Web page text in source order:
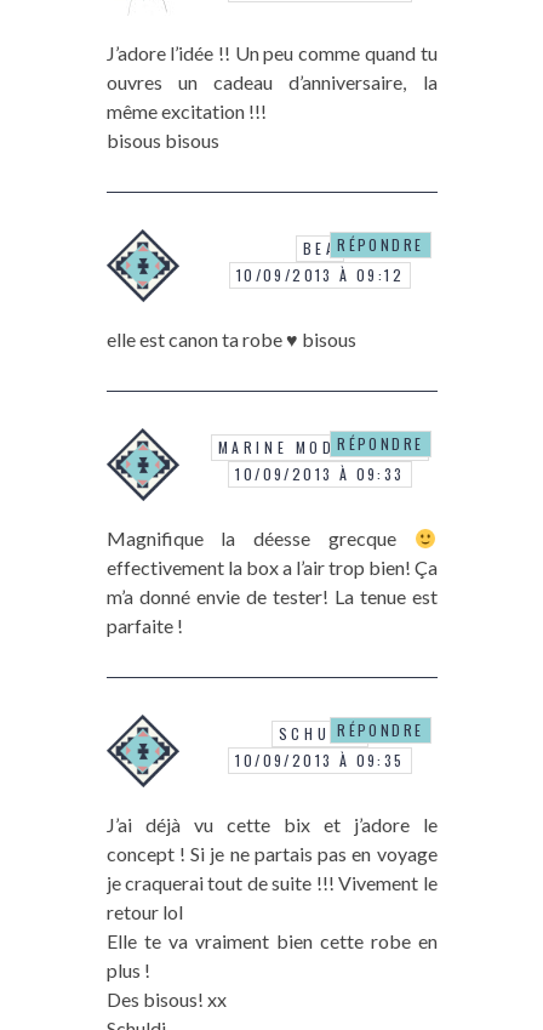
J’adore l’idée !! Un peu comme quand tu
ouvres un cadeau d’anniversaire, la
même excitation !!!
bisous bisous
BEA
10/09/2013 À 09:12
elle est canon ta robe ♥ bisous
RÉPONDRE
MARINE MODE EN ART
10/09/2013 À 09:33
Magnifique la déesse grecque
effectivement la box a l’air trop bien! Ça
m’a donné envie de tester! La tenue est
parfaite !
RÉPONDRE
SCHULDI
10/09/2013 À 09:35
J’ai déjà vu cette bix et j’adore le
concept ! Si je ne partais pas en voyage
je craquerai tout de suite !!! Vivement le
retour lol
Elle te va vraiment bien cette robe en
plus !
Des bisous! xx
RÉPONDRE